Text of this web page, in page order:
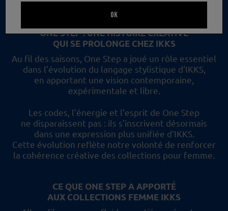
ONE STEP : UNE HISTOIRE CRÉATIVE
QUI SE PROLONGE CHEZ IKKS
Au fil des saisons, One Step a joué un rôle essentiel
dans l'évolution du langage stylistique d'IKKS,
en apportant une vision contemporaine,
expérimentale et libre.
Les codes, l'énergie et l'esprit de One Step
ne disparaissent pas : ils s'inscrivent désormais
dans une expression plus unifiée d'IKKS.
Cette évolution reflète notre volonté de renforcer
la cohérence créative des collections pour femme.
CE QUE ONE STEP A APPORTÉ
AUX COLLECTIONS FEMME IKKS
OK